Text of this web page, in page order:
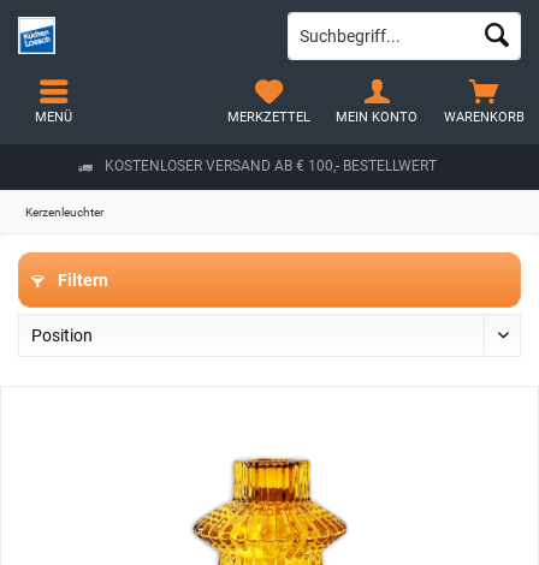
KOSTENLOSER VERSAND AB € 100,- BESTELLWERT
WARENKORB
MERKZETTEL MEIN KONTO
MENÜ
Kerzenleuchter
Filtern